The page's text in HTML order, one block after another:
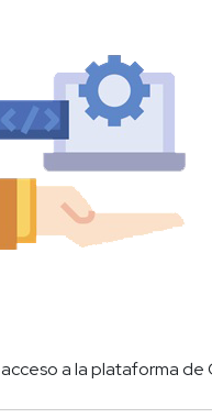
a la plataforma de